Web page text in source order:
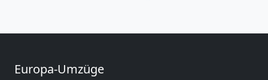
Europa-Umzüge